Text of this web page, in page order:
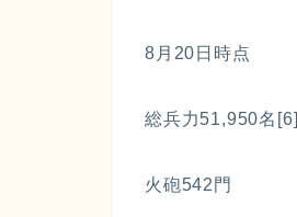
8月20日時点
総兵力51,950名[6]
火砲542門